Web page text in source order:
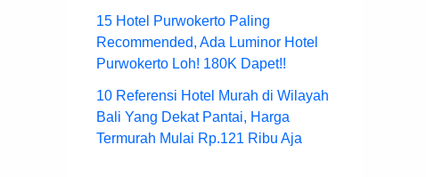
15 Hotel Purwokerto Paling
Recommended, Ada Luminor Hotel
Purwokerto Loh! 180K Dapet!!
10 Referensi Hotel Murah di Wilayah
Bali Yang Dekat Pantai, Harga
Termurah Mulai Rp.121 Ribu Aja